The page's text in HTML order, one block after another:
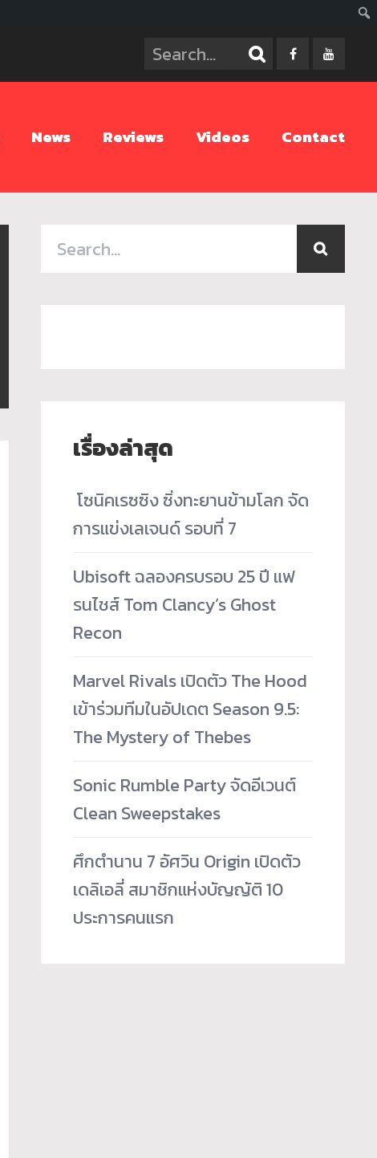
News Reviews Videos Contact
เรื่องล่าสุด
­ โซนิคเรซซิง ซิ่งทะยานข้ามโลก จัด
การแข่งเลเจนด์ รอบที่ 7
Ubisoft ฉลองครบรอบ 25 ปี แฟ
รนไชส์ Tom Clancy’s Ghost
Recon
Marvel Rivals เปิดตัว The Hood
เข้าร่วมทีมในอัปเดต Season 9.5:
The Mystery of Thebes
Sonic Rumble Party จัดอีเวนต์
Clean Sweepstakes
ศึกตำนาน 7 อัศวิน Origin เปิดตัว
เดลิเอลี่ สมาชิกแห่งบัญญัติ 10
ประการคนแรก